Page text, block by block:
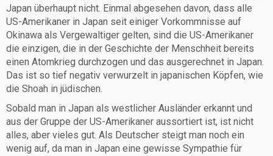
Japan überhaupt nicht. Einmal abgesehen davon, dass alle
US-Amerikaner in Japan seit einiger Vorkommnisse auf
Okinawa als Vergewaltiger gelten, sind die US-Amerikaner
die einzigen, die in der Geschichte der Menschheit bereits
einen Atomkrieg durchzogen und das ausgerechnet in Japan.
Das ist so tief negativ verwurzelt in japanischen Köpfen, wie
die Shoah in jüdischen.
Sobald man in Japan als westlicher Ausländer erkannt und
aus der Gruppe der US-Amerikaner aussortiert ist, ist nicht
alles, aber vieles gut. Als Deutscher steigt man noch ein
wenig auf, da man in Japan eine gewisse Sympathie für